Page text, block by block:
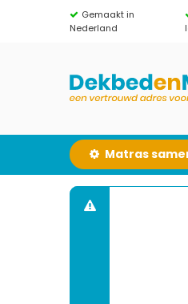
Gemaakt in
Nederland
Matras